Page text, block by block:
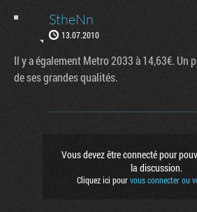
StheNn
13.07.2010
Il y a également Metro 2033 à 14,63€. Un
de ses grandes qualités.
Vous devez être connecté pour
la discussion.
Cliquez ici pourvous connecter ou